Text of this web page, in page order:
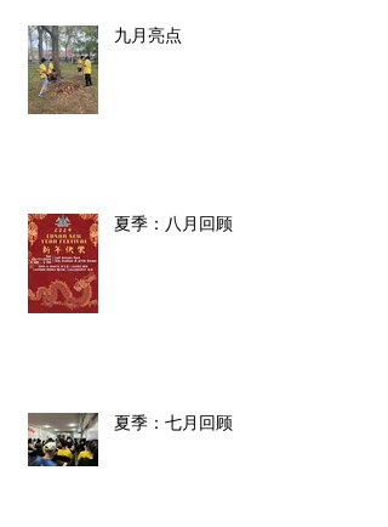
九月亮点
夏季：八月回顾
夏季：七月回顾